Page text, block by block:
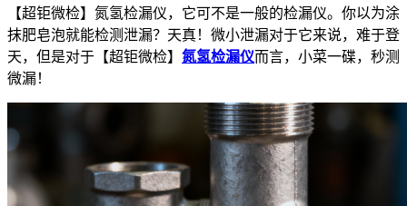
【超钜微检】氮氢检漏仪，它可不是一般的检漏仪。你以为涂
抹肥皂泡就能检测泄漏？天真！微小泄漏对于它来说，难于登
天，但是对于【超钜微检】 氮氢检漏仪而言，小菜一碟，秒测
微漏！